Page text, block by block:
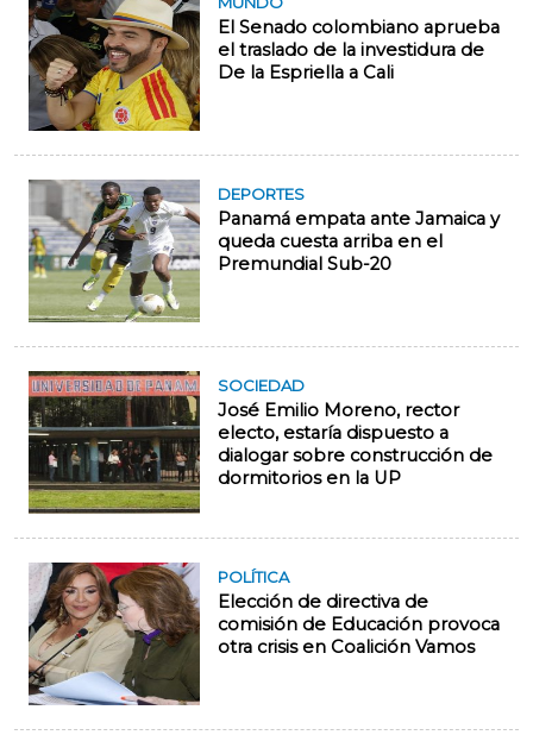
El Senado colombiano aprueba
el traslado de la investidura de
De la Espriella a Cali
DEPORTES
Panamá empata ante Jamaica y
queda cuesta arriba en el
Premundial Sub-20
SOCIEDAD
José Emilio Moreno, rector
electo, estaría dispuesto a
dialogar sobre construcción de
dormitorios en la UP
POLÍTICA
Elección de directiva de
comisión de Educación provoca
otra crisis en Coalición Vamos